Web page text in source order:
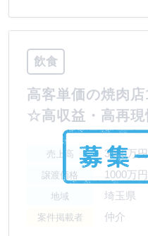
飲食
高客単価の焼肉
☆高収益・高再現
売上高 3000万
譲渡価格 1000万
地域 埼玉県
案件掲載者 仲介